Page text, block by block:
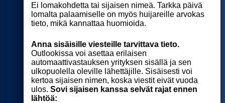
Ei lomakohdetta tai sijaisen nimeä. Tarkka päivä
lomalta palaamiselle on myös huijareille arvokas
tieto, mikä kannattaa huomioida.
Anna sisäisille viesteille tarvittava tieto.
Outlookissa voi asettaa erilaisen
automaattivastauksen yrityksen sisällä ja sen
ulkopuolella oleville lähettäjille. Sisäisesti voi
kertoa sijaisen nimen, koska viestit eivät vuoda
ulos. Sovi sijaisen kanssa selvät rajat ennen
lähtöä: